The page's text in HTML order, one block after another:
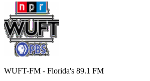
WUFT-FM - Florida's 89.1 FM